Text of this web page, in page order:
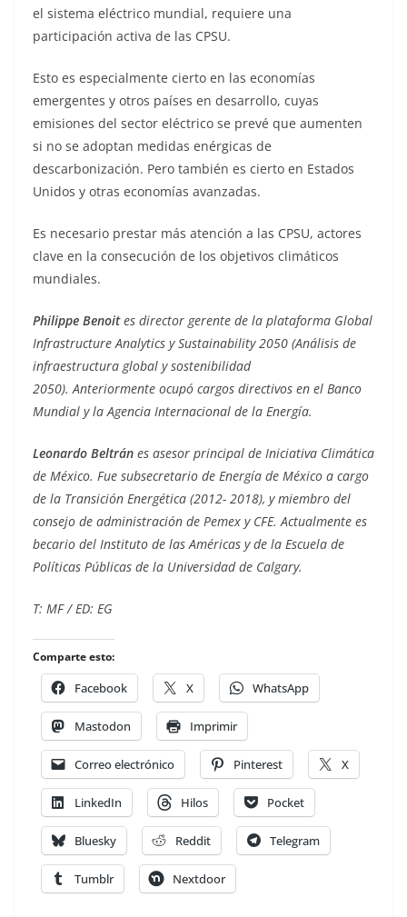
el sistema eléctrico mundial, requiere una
participación activa de las CPSU.
Esto es especialmente cierto en las economías
emergentes y otros países en desarrollo, cuyas
emisiones del sector eléctrico se prevé que aumenten
si no se adoptan medidas enérgicas de
descarbonización. Pero también es cierto en Estados
Unidos y otras economías avanzadas.
Es necesario prestar más atención a las CPSU, actores
clave en la consecución de los objetivos climáticos
mundiales.
Philippe Benoites director gerente de la plataforma Global
Infrastructure Analytics y Sustainability 2050 (Análisis de
infraestructura global y sostenibilidad
2050). Anteriormente ocupó cargos directivos en el Banco
Mundial y la Agencia Internacional de la Energía.
Leonardo Beltrán es asesor principal de Iniciativa Climática
de México. Fue subsecretario de Energía de México a cargo
de la Transición Energética (2012- 2018), y miembro del
consejo de administración de Pemex y CFE. Actualmente es
becario del Instituto de las Américas y de la Escuela de
Políticas Públicas de la Universidad de Calgary.
T: MF / ED: EG
Comparte esto:
Facebook X WhatsApp
Mastodon Imprimir
Correo electrónico Pinterest X
LinkedIn Hilos Pocket
Bluesky Reddit Telegram
Tumblr Nextdoor